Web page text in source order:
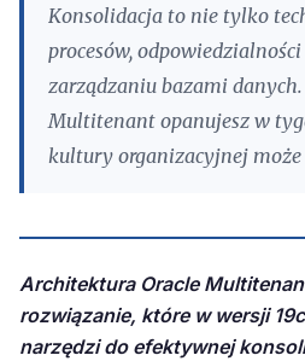
Konsolidacja to nie tylko
procesów,
zarządzaniu bazami
Multitenant opanujesz w
kultury organizacyjnej może
Architektura Oracle
rozwiązanie, które w wersji
narzędzi do efektywnej